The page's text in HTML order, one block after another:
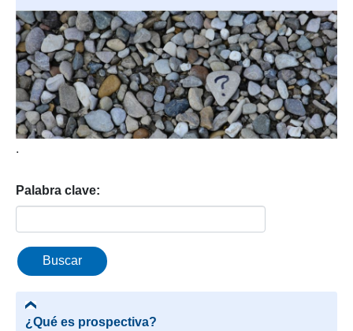
.
Palabra clave:
¿Qué es prospectiva?